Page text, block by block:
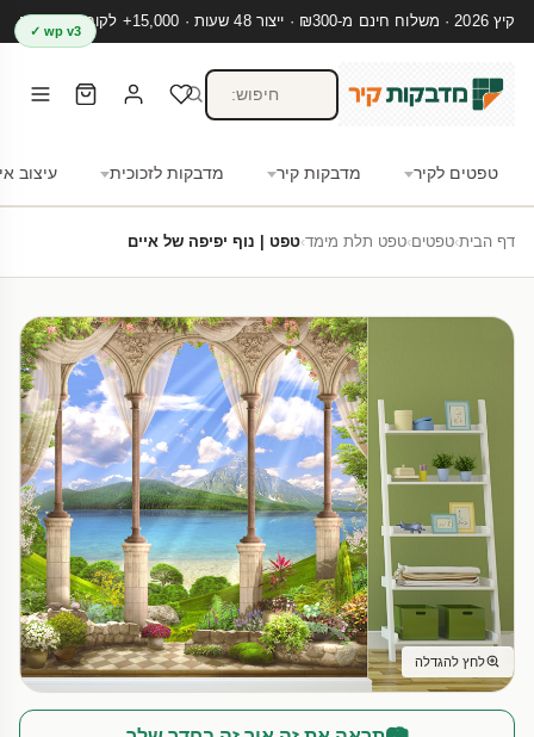
קיץ 2026 · משלוח חינם מ-₪300 · ייצור 48 שעות · 15,000+ לקוחות מרוצים
טפטים לקיר מדבקות קיר מדבקות לזכוכית עיצוב
wp v3 ✓
דף הבית›טפטים›טפט תלת מימד›טפט | נוף יפיפה של איים
לחץ להגדלה